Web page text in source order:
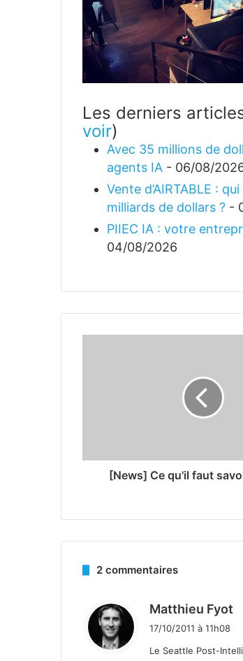
Les derniers
voir)
Avec 35 millions de
agents IA - 06/08/
Vente d’AIRTABLE :
milliards de dollars ? -
PIIEC IA : votre
04/08/2026
[News] Ce qu'il faut
2 commentaires
Matthieu Fyot
17/10/2011 à 11h08
Le Seattle Post-